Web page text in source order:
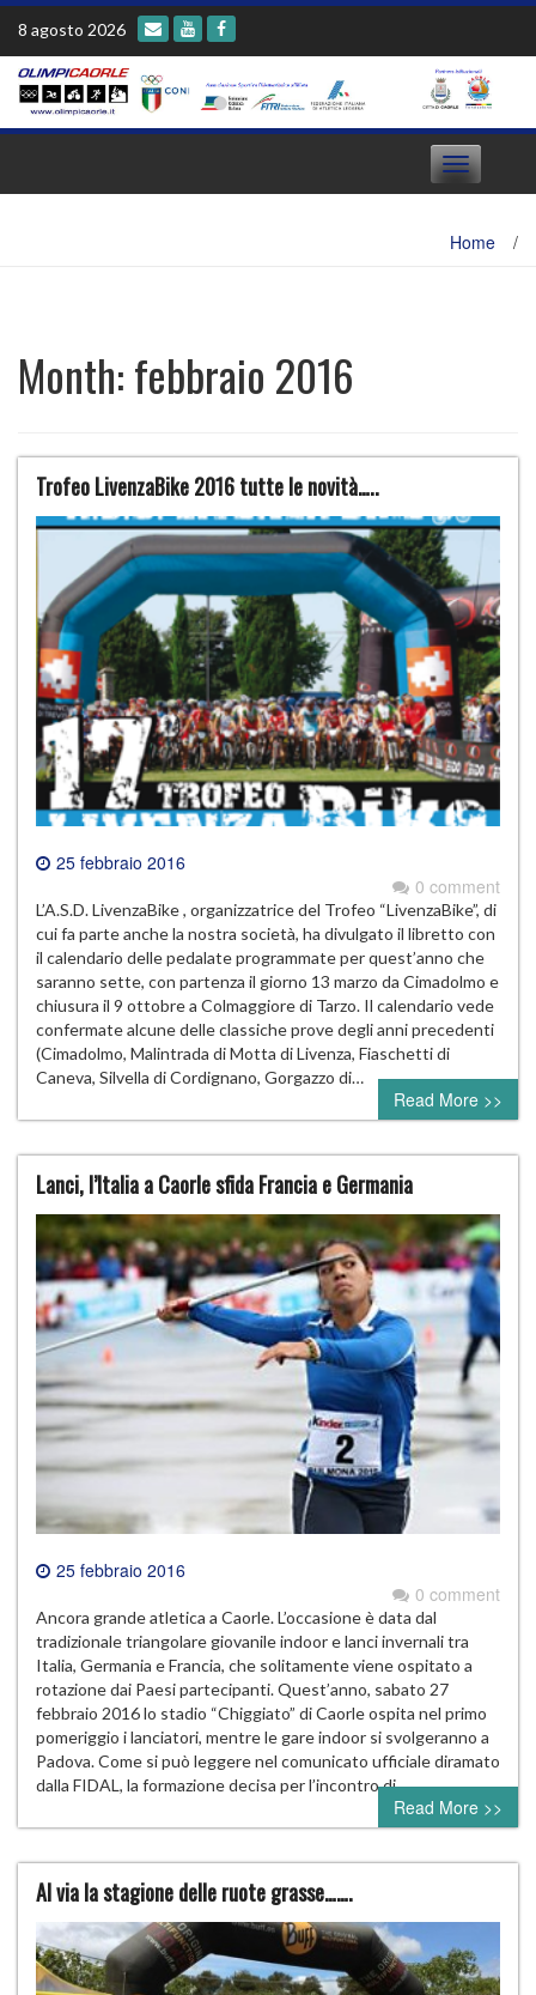
Skip
content
8 agosto 2026
Toggle
navigation
Home /
Month:febbraio 2016
Trofeo LivenzaBike 2016 tutte le novità…..
25 febbraio 2016
0 comment
L’A.S.D. LivenzaBike , organizzatrice del Trofeo “LivenzaBike”, di
cui fa parte anche la nostra società, ha divulgato il libretto con
il calendario delle pedalate programmate per quest’anno che
saranno sette, con partenza il giorno 13 marzo da Cimadolmo e
chiusura il 9 ottobre a Colmaggiore di Tarzo. Il calendario vede
confermate alcune delle classiche prove degli anni precedenti
(Cimadolmo, Malintrada di Motta di Livenza, Fiaschetti di
Caneva, Silvella di Cordignano, Gorgazzo di…
Read More >>
Lanci, l’Italia a Caorle sfida Francia e Germania
25 febbraio 2016
0 comment
Ancora grande atletica a Caorle. L’occasione è data dal
tradizionale triangolare giovanile indoor e lanci invernali tra
Italia, Germania e Francia, che solitamente viene ospitato a
rotazione dai Paesi partecipanti. Quest’anno, sabato 27
febbraio 2016 lo stadio “Chiggiato” di Caorle ospita nel primo
pomeriggio i lanciatori, mentre le gare indoor si svolgeranno a
Padova. Come si può leggere nel comunicato ufficiale diramato
dalla FIDAL, la formazione decisa per l’incontro di…
Read More >>
Al via la stagione delle ruote grasse…….